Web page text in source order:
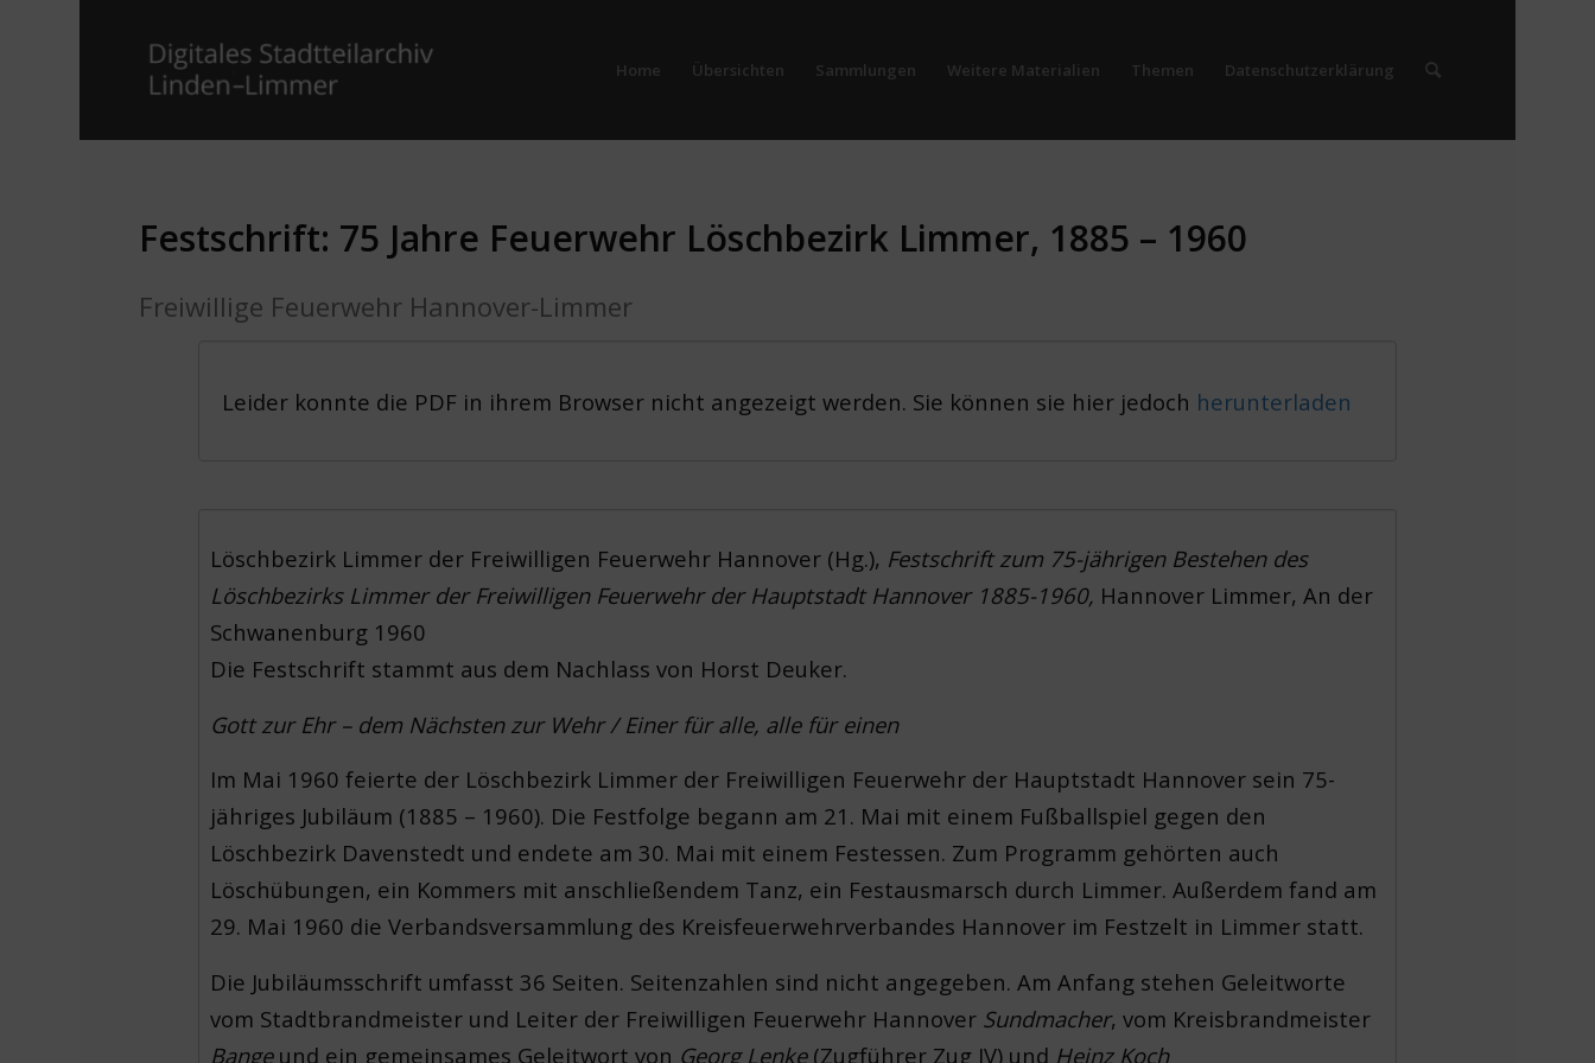
Home Übersichten Sammlungen Weitere Materialien Themen Datenschutzerklärung
Festschrift: 75 Jahre Feuerwehr Löschbezirk Limmer, 1885 – 1960
Freiwillige Feuerwehr Hannover-Limmer
Leider konnte die PDF in ihrem Browser nicht angezeigt werden. Sie können sie hier jedoch herunterladen
Löschbezirk Limmer der Freiwilligen Feuerwehr Hannover (Hg.), Festschrift zum 75-jährigen Bestehen des
Löschbezirks Limmer der Freiwilligen Feuerwehr der Hauptstadt Hannover 1885-1960, Hannover Limmer, An der
Schwanenburg 1960
Die Festschrift stammt aus dem Nachlass von Horst Deuker.
Gott zur Ehr – dem Nächsten zur Wehr / Einer für alle, alle für einen
Im Mai 1960 feierte der Löschbezirk Limmer der Freiwilligen Feuerwehr der Hauptstadt Hannover sein 75-
jähriges Jubiläum (1885 – 1960). Die Festfolge begann am 21. Mai mit einem Fußballspiel gegen den
Löschbezirk Davenstedt und endete am 30. Mai mit einem Festessen. Zum Programm gehörten auch
Löschübungen, ein Kommers mit anschließendem Tanz, ein Festausmarsch durch Limmer. Außerdem fand am
29. Mai 1960 die Verbandsversammlung des Kreisfeuerwehrverbandes Hannover im Festzelt in Limmer statt.
Die Jubiläumsschrift umfasst 36 Seiten. Seitenzahlen sind nicht angegeben. Am Anfang stehen Geleitworte
vom Stadtbrandmeister und Leiter der Freiwilligen Feuerwehr Hannover Sundmacher, vom Kreisbrandmeister
Bangeund ein gemeinsames Geleitwort von Georg Lenke(Zugführer Zug IV) und Heinz Koch